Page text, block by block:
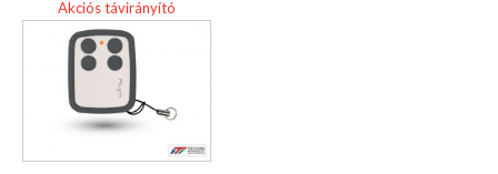
Akciós távirányító